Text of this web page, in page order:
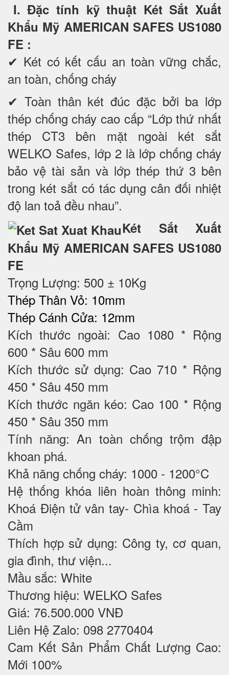
I. Đặc tính kỹ thuật Két Sắt Xuất
Khẩu Mỹ AMERICAN SAFES US1080
FE :
✔ Két có kết cấu an toàn vững chắc,
an toàn, chống cháy
✔ Toàn thân két đúc đặc bởi ba lớp
thép chống cháy cao cấp “Lớp thứ nhất
thép CT3 bên mặt ngoài két sắt
WELKO Safes, lớp 2 là lớp chống cháy
bảo vệ tài sản và lớp thép thứ 3 bên
trong két sắt có tác dụng cân đối nhiệt
độ lan toả đều nhau”.
Két Sắt Xuất
Khẩu Mỹ AMERICAN SAFES US1080
FE
Trọng Lượng: 500 ± 10Kg
Thép Thân Vỏ: 10mm
Thép Cánh Cửa: 12mm
Kích thước ngoài: Cao 1080 * Rộng
600 * Sâu 600 mm
Kích thước sử dụng: Cao 710 * Rộng
450 * Sâu 450 mm
Kích thước ngăn kéo: Cao 100 * Rộng
450 * Sâu 350 mm
Tính năng: An toàn chống trộm đập
khoan phá.
Khả năng chống cháy: 1000 - 1200°C
Hệ thống khóa liên hoàn thông minh:
Khoá Điện tử vân tay- Chìa khoá - Tay
Cầm
Thích hợp sử dụng: Công ty, cơ quan,
gia đình, thư viện...
Mầu sắc: White
Thương hiệu: WELKO Safes
Giá: 76.500.000 VNĐ
Liên Hệ Zalo: 098 2770404
Cam Kết Sản Phẩm Chất Lượng Cao:
Mới 100%